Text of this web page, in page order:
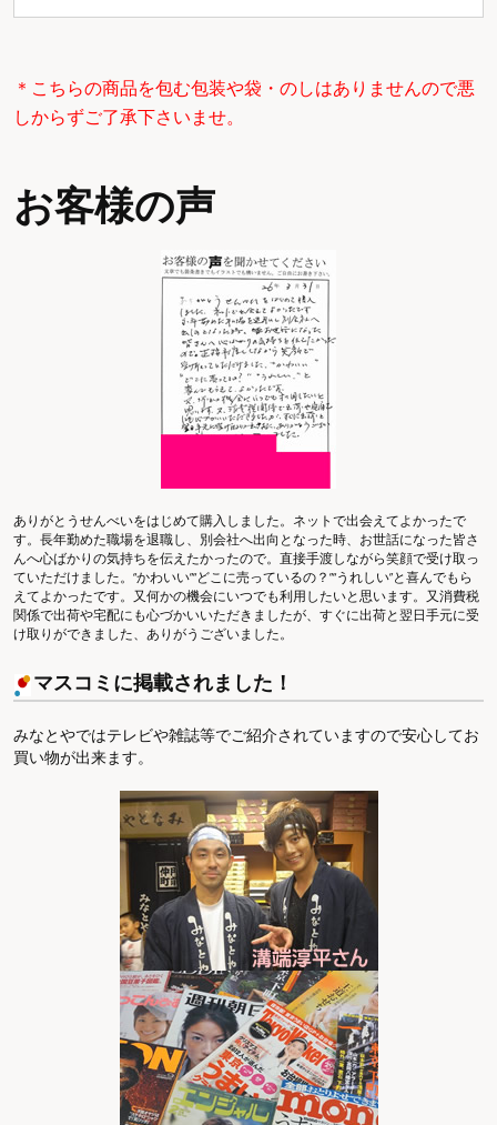
＊こちらの商品を包む包装や袋・のしはありませんので悪
しからずご了承下さいませ。
お客様の声
ありがとうせんべいをはじめて購入しました。ネットで出会えてよかったで
す。長年勤めた職場を退職し、別会社へ出向となった時、お世話になった皆さ
んへ心ばかりの気持ちを伝えたかったので。直接手渡しながら笑顔で受け取っ
ていただけました。“かわいい”“どこに売っているの？”“うれしい”と喜んでもら
えてよかったです。又何かの機会にいつでも利用したいと思います。又消費税
関係で出荷や宅配にも心づかいいただきましたが、すぐに出荷と翌日手元に受
け取りができました、ありがうございました。
マスコミに掲載されました！
みなとやではテレビや雑誌等でご紹介されていますので安心してお
買い物が出来ます。